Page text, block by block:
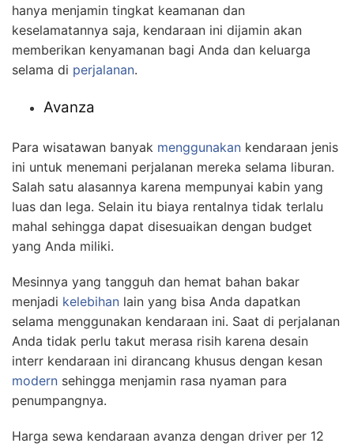
hanya menjamin tingkat keamanan dan
keselamatannya saja, kendaraan ini dijamin akan
memberikan kenyamanan bagi Anda dan keluarga
selama di perjalanan.
Avanza
Para wisatawan banyak menggunakan kendaraan jenis
ini untuk menemani perjalanan mereka selama liburan.
Salah satu alasannya karena mempunyai kabin yang
luas dan lega. Selain itu biaya rentalnya tidak terlalu
mahal sehingga dapat disesuaikan dengan budget
yang Anda miliki.
Mesinnya yang tangguh dan hemat bahan bakar
menjadi kelebihan lain yang bisa Anda dapatkan
selama menggunakan kendaraan ini. Saat di perjalanan
Anda tidak perlu takut merasa risih karena desain
interr kendaraan ini dirancang khusus dengan kesan
modern sehingga menjamin rasa nyaman para
penumpangnya.
Harga sewa kendaraan avanza dengan driver per 12